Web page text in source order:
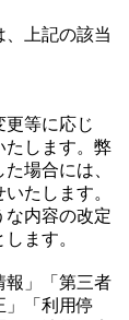
上記の該当
等に応じ
たします。弊
場合には、
たします。
な内容の改定
ます。
報」「第三者
」「利用停